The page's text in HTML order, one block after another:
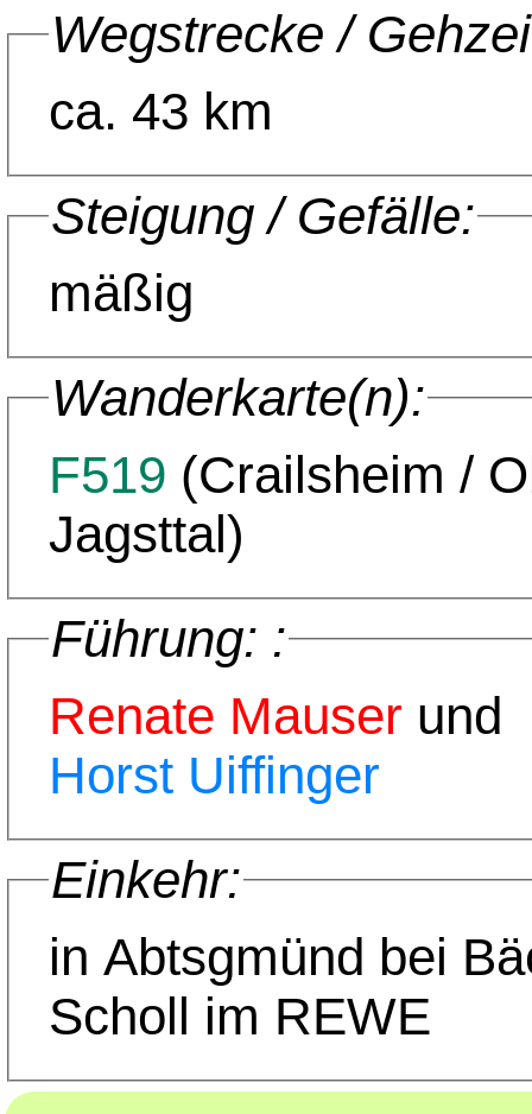
Wegstrecke /
ca. 43 km
Steigung / Gefälle:
mäßig
Wanderkarte(n):
F519 (Crailsheim /
Jagsttal)
Führung: :
Renate Mauser und
Horst Uiffinger
Einkehr:
in Abtsgmünd bei
Scholl im REWE